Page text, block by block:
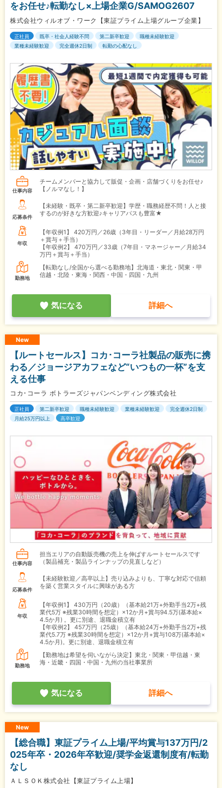
をお任せ♪転勤なし×上場企業G/SAMOG2607
株式会社ウィルオブ・ワーク【東証プライム上場グループ企業】
正社員 既卒・社会人経験不問 第二新卒歓迎
職種未経験歓迎
業種未経験歓迎
完全週休2日制 転勤の心配なし
仕事内容
チームメンバーと協力して販促・企画・店舗づくりをお任せ♪
【ノルマなし！】
応募条件
【未経験・既卒・第二新卒歓迎】学歴・職務経歴不問！人と接
するのが好きな方歓迎♪キャリアパスも豊富★
年収
【年収例1】
420万円／26歳（3年目・リーダー／月給28万円
＋賞与＋手当）
【年収例2】
470万円／33歳（7年目・マネージャー／月給34
万円＋賞与＋手当）
勤務地
【転勤なし/全国から選べる勤務地】北海道・東北・関東・甲
信越・北陸・東海・関西・中国・四国・九州
気になる 詳細へ
New
【ルートセールス】コカ･コーラ社製品の販売に携
わる／ジョージアカフェなど“いつもの一杯”を支
える仕事
コカ･コーラ ボトラーズジャパンベンディング株式会社
正社員 第二新卒歓迎 職種未経験歓迎 業種未経験歓迎
完全週休2日制
月給25万円以上
高卒歓迎
仕事内容
担当エリアの自動販売機の売上を伸ばすルートセールスです
（製品補充・製品ラインナップの見直しなど）
応募条件
【未経験歓迎／高卒以上】売り込みよりも、丁寧な対応で信頼
を築く営業スタイルに興味がある方
年収
【年収例1】
430万円（20歳）（基本給21万+外勤手当2万+残
業代5万 ※残業30時間を想定）×12か月+賞与94.5万(基本給×
4.5か月) 。更に別途、退職金積立有
【年収例2】
457万円（25歳）（基本給24万+外勤手当2万+残
業代5.7万 ※残業30時間を想定）×12か月+賞与108万(基本給×
4.5か月)。更に別途、退職金積立有
勤務地
【勤務地は希望を伺いながら決定】東北・関東・甲信越・東
海・近畿・四国・中国・九州の当社事業所
気になる 詳細へ
New
【総合職】東証プライム上場/平均賞与137万円/2
025年卒・2026年卒歓迎/奨学金返還制度有/転勤
なし
ＡＬＳＯＫ株式会社【東証プライム上場】